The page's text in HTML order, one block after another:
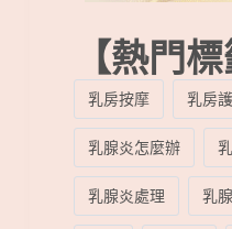
【熱門標
乳房按摩 乳房
乳腺炎怎麼辦
乳腺炎處理
乳